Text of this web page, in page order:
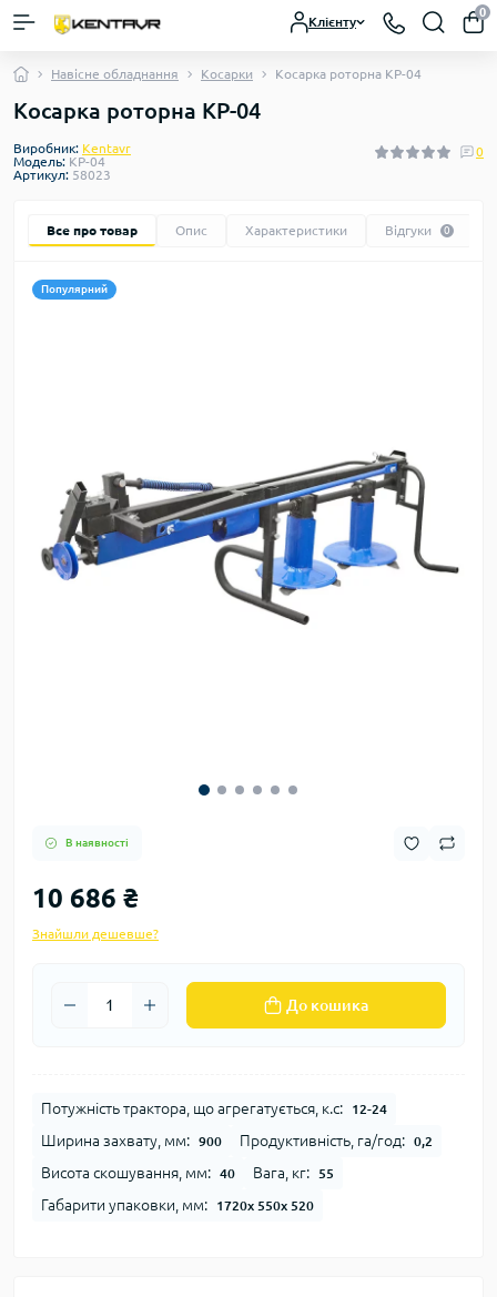
Клієнту
0
Навісне обладнання Косарки Косарка роторна КР-04
Косарка роторна КР-04
Виробник: Kentavr
Модель: КР-04
Артикул: 58023
0
Все про товар Опис Характеристики Відгуки 0
Популярний
В наявності
10 686 ₴
Знайшли дешевше?
До кошика
Потужність трактора, що агрегатується, к.с: 12-24
Ширина захвату, мм: 900 Продуктивність, га/год: 0,2
Висота скошування, мм: 40 Вага, кг: 55
Габарити упаковки, мм: 1720х 550х 520